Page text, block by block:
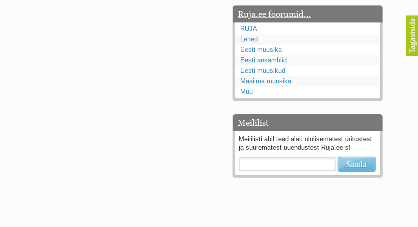
Ruja.ee foorumid...
RUJA
Lehed
Eesti muusika
Eesti ansamblid
Eesti muusikud
Maailma muusika
Muu
Meililist
Meililisti abil tead alati olulisematest üritustest
ja suurematest uuendustest Ruja.ee-s!